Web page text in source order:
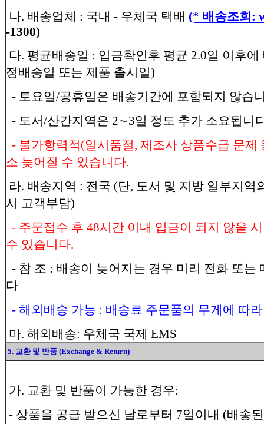
나. 배송업체 : 국내 - 우체국 택배 (* 배송조회:
-1300)
다. 평균배송일 : 입금확인후 평균 2.0일 이후
정배송일 또는 제품 출시일)
- 토요일/공휴일은 배송기간에 포함되지 않습
- 도서/산간지역은 2∼3일 정도 추가 소요됩니
- 불가항력적(일시품절, 제조사 상품수급 문제
소 늦어질 수 있습니다.
라. 배송지역 : 전국 (단, 도서 및 지방 일부지역
시 고객부담)
- 주문접수 후 48시간 이내 입금이 되지 않을
수 있습니다.
- 참 조 : 배송이 늦어지는 경우 미리 전화 또는
다
- 해외배송 가능 : 배송료 주문품의 무게에 따
마. 해외배송: 우체국 국제 EMS
5. 교환 및 반품 (Exchange & Return)
가. 교환 및 반품이 가능한 경우:
- 상품을 공급 받으신 날로부터 7일이내 (배송